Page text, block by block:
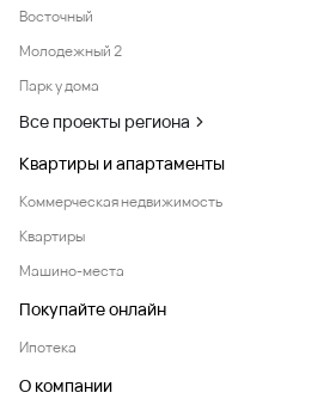
Восточный
Молодежный 2
Парк у дома
Все проекты региона
Квартиры и апартаменты
Коммерческая недвижимость
Квартиры
Машино-места
Покупайте онлайн
Ипотека
О компании